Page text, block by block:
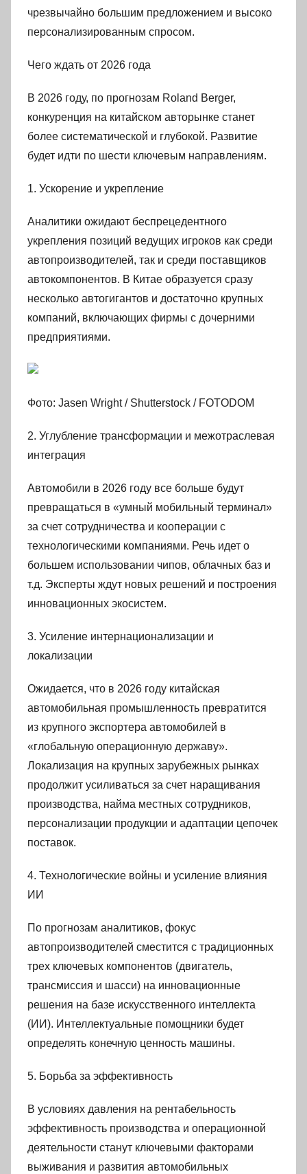
чрезвычайно большим предложением и высоко
персонализированным спросом.
Чего ждать от 2026 года
В 2026 году, по прогнозам Roland Berger,
конкуренция на китайском авторынке станет
более систематической и глубокой. Развитие
будет идти по шести ключевым направлениям.
1. Ускорение и укрепление
Аналитики ожидают беспрецедентного
укрепления позиций ведущих игроков как среди
автопроизводителей, так и среди поставщиков
автокомпонентов. В Китае образуется сразу
несколько автогигантов и достаточно крупных
компаний, включающих фирмы с дочерними
предприятиями.
Фото: Jasen Wright / Shutterstock / FOTODOM
2. Углубление трансформации и межотраслевая
интеграция
Автомобили в 2026 году все больше будут
превращаться в «умный мобильный терминал»
за счет сотрудничества и кооперации с
технологическими компаниями. Речь идет о
большем использовании чипов, облачных баз и
т.д. Эксперты ждут новых решений и построения
инновационных экосистем.
3. Усиление интернационализации и
локализации
Ожидается, что в 2026 году китайская
автомобильная промышленность превратится
из крупного экспортера автомобилей в
«глобальную операционную державу».
Локализация на крупных зарубежных рынках
продолжит усиливаться за счет наращивания
производства, найма местных сотрудников,
персонализации продукции и адаптации цепочек
поставок.
4. Технологические войны и усиление влияния
ИИ
По прогнозам аналитиков, фокус
автопроизводителей сместится с традиционных
трех ключевых компонентов (двигатель,
трансмиссия и шасси) на инновационные
решения на базе искусственного интеллекта
(ИИ). Интеллектуальные помощники будет
определять конечную ценность машины.
5. Борьба за эффективность
В условиях давления на рентабельность
эффективность производства и операционной
деятельности станут ключевыми факторами
выживания и развития автомобильных